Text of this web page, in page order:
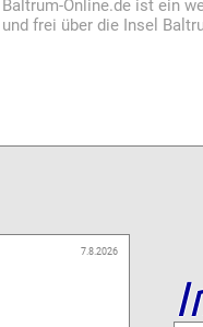
Baltrum-Online.de ist ein
und frei über die Insel
7.8.2026